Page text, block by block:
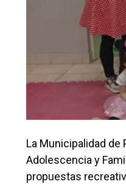
La Municipalidad de
Adolescencia y
propuestas